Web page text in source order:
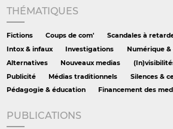
THÉMATIQUES
Fictions Coups de com'
Scandales à
Intox & infaux
Investigations Numérique
Alternatives
Nouveaux medias
Publicité
Médias traditionnels
Silences &
Pédagogie & éducation
Financement des
PUBLICATIONS